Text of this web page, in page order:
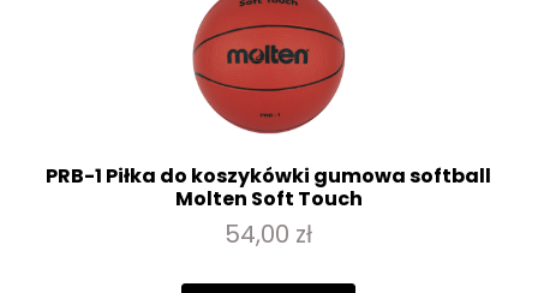
PRB-1 Piłka do koszykówki gumowa softball
Molten Soft Touch
54,00 zł